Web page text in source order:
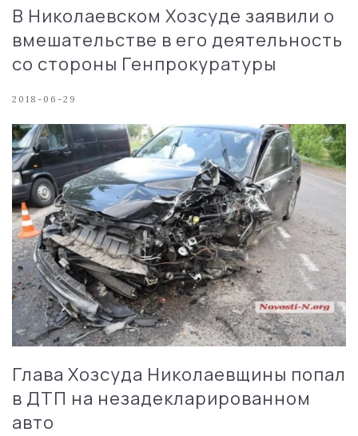
В Николаевском Хозсуде заявили о
вмешательстве в его деятельность
со стороны Генпрокуратуры
2018-06-29
Глава Хозсуда Николаевщины попал
в ДТП на незадекларированном
авто